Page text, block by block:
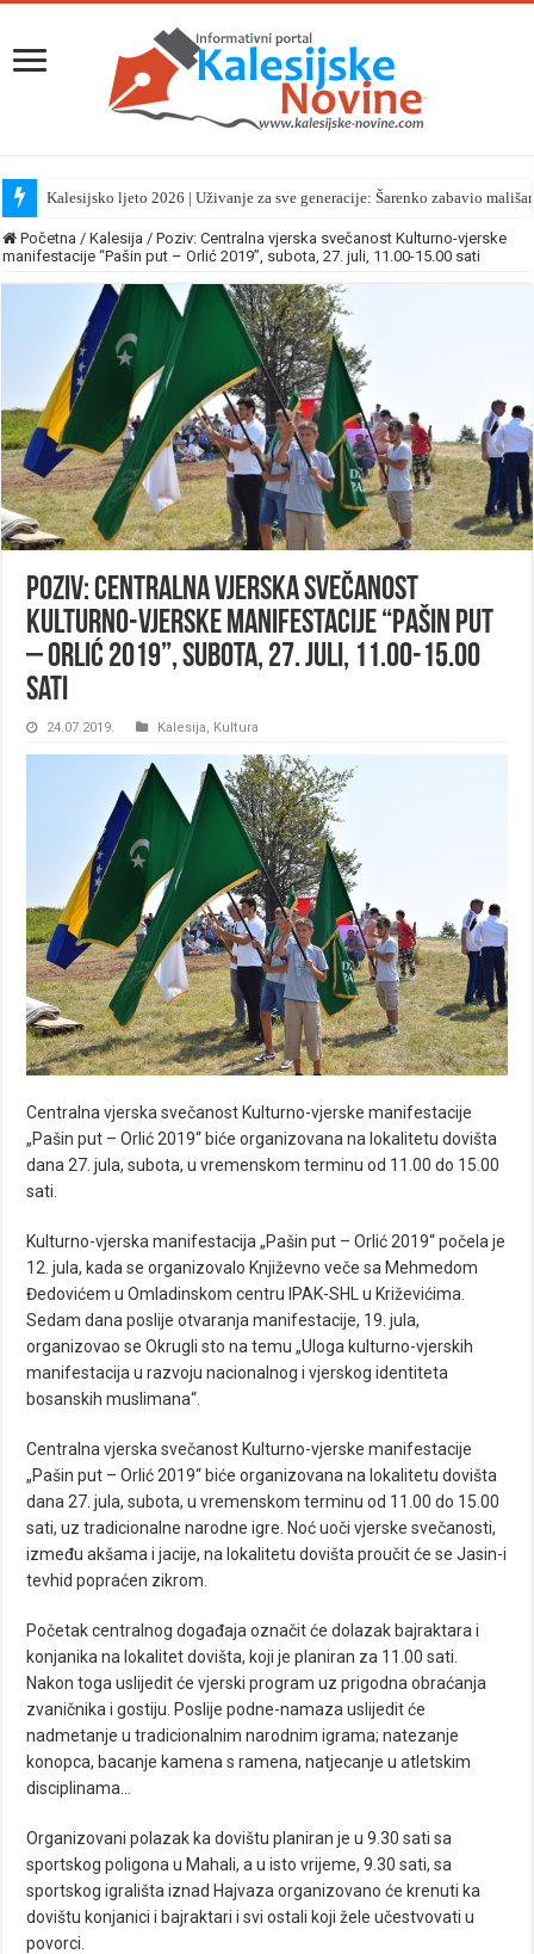
Kalesijsko ljeto 2026 | Uživanje za sve generacije: Šarenko zabavio
Početna / Kalesija / Poziv: Centralna vjerska svečanost Kulturno-vjerske
manifestacije “Pašin put – Orlić 2019”, subota, 27. juli, 11.00-15.00 sati
Poziv: Centralna vjerska svečanost
Kulturno-vjerske manifestacije “Pašin put
– Orlić 2019”, subota, 27. juli, 11.00-15.00
sati
24.07.2019. Kalesija, Kultura
Centralna vjerska svečanost Kulturno-vjerske manifestacije
„Pašin put – Orlić 2019“ biće organizovana na lokalitetu dovišta
dana 27. jula, subota, u vremenskom terminu od 11.00 do 15.00
sati.
Kulturno-vjerska manifestacija „Pašin put – Orlić 2019“ počela je
12. jula, kada se organizovalo Književno veče sa Mehmedom
Đedovićem u Omladinskom centru IPAK-SHL u Križevićima.
Sedam dana poslije otvaranja manifestacije, 19. jula,
organizovao se Okrugli sto na temu „Uloga kulturno-vjerskih
manifestacija u razvoju nacionalnog i vjerskog identiteta
bosanskih muslimana“.
Centralna vjerska svečanost Kulturno-vjerske manifestacije
„Pašin put – Orlić 2019“ biće organizovana na lokalitetu dovišta
dana 27. jula, subota, u vremenskom terminu od 11.00 do 15.00
sati, uz tradicionalne narodne igre. Noć uoči vjerske svečanosti,
između akšama i jacije, na lokalitetu dovišta proučit će se Jasin-i
tevhid popraćen zikrom.
Početak centralnog događaja označit će dolazak bajraktara i
konjanika na lokalitet dovišta, koji je planiran za 11.00 sati.
Nakon toga uslijedit će vjerski program uz prigodna obraćanja
zvaničnika i gostiju. Poslije podne-namaza uslijedit će
nadmetanje u tradicionalnim narodnim igrama; natezanje
konopca, bacanje kamena s ramena, natjecanje u atletskim
disciplinama…
Organizovani polazak ka dovištu planiran je u 9.30 sati sa
sportskog poligona u Mahali, a u isto vrijeme, 9.30 sati, sa
sportskog igrališta iznad Hajvaza organizovano će krenuti ka
dovištu konjanici i bajraktari i svi ostali koji žele učestvovati u
povorci.